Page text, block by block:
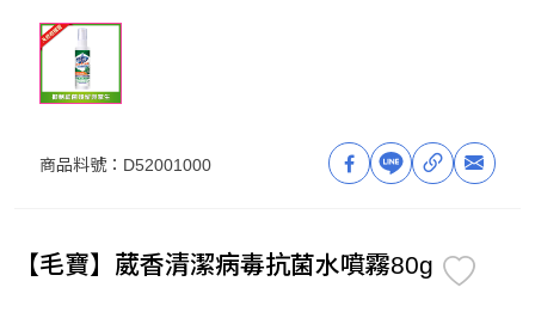
商品料號： D52001000
【毛寶】葳香清潔病毒抗菌水噴霧80g